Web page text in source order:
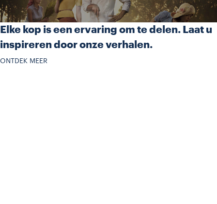
Elke kop is een ervaring om te delen. Laat u
inspireren door onze verhalen.
ONTDEK MEER